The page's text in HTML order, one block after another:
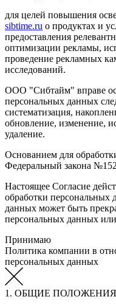
для целей повышения
sibtime.ru о продуктах и
предоставления
оптимизации рекламы,
проведение рекламных
исследований.
ООО "Сибтайм" вправе
персональных данных
систематизация,
обновление, изменение,
удаление.
Основанием для
Федеральный закона
Настоящее Согласие
обработки персональных
данных может быть
персональных данных или
Принимаю
Политика компании в
персональных данных
1. ОБЩИЕ ПОЛОЖЕНИЯ